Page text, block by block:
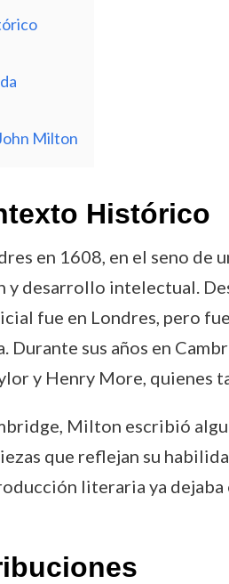
Milton
Histórico
en 1608, en el seno de
y desarrollo intelectual.
fue en Londres, pero
Durante sus años en
y Henry More,
Milton escribió
que reflejan su
literaria ya